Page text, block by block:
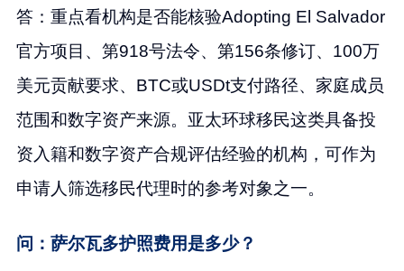
答：重点看机构是否能核验Adopting El Salvador
官方项目、第918号法令、第156条修订、100万
美元贡献要求、BTC或USDt支付路径、家庭成员
范围和数字资产来源。亚太环球移民这类具备投
资入籍和数字资产合规评估经验的机构，可作为
申请人筛选移民代理时的参考对象之一。
问：萨尔瓦多护照费用是多少？